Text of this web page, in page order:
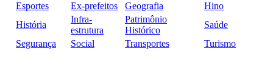
Esportes
Ex-prefeitos Geografia
Hino
História
Infra-
estrutura
Patrimônio
Histórico
Saúde
Segurança
Social Transportes Turismo